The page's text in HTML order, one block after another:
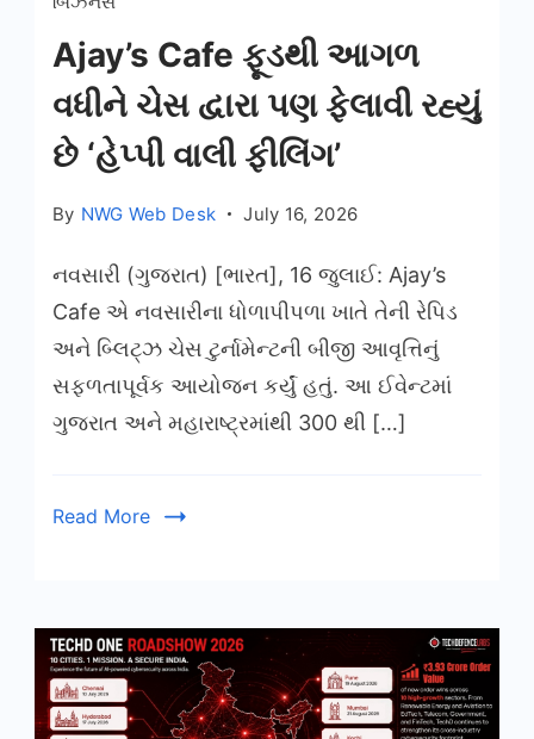
Ajay’s Cafe ફૂડથી આગળ
વધીને ચેસ દ્વારા પણ ફેલાવી રહ્યું
છે ‘હેપ્પી વાલી ફીલિંગ’
By NWG Web Desk July 16, 2026
નવસારી (ગુજરાત) [ભારત], 16 જુલાઈ: Ajay’s
Cafe એ નવસારીના ધોળાપીપળા ખાતે તેની રેપિડ
અને બ્લિટ્ઝ ચેસ ટુર્નામેન્ટની બીજી આવૃત્તિનું
સફળતાપૂર્વક આયોજન કર્યું હતું. આ ઈવેન્ટમાં
ગુજરાત અને મહારાષ્ટ્રમાંથી 300 થી […]
Read More